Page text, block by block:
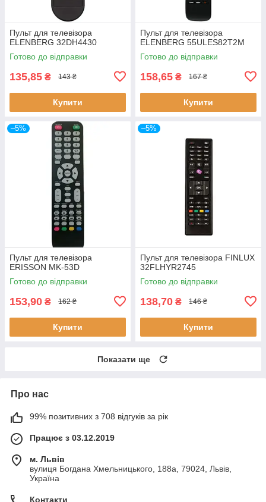
Пульт для телевізора
ELENBERG 32DH4430
Готово до відправки
135,85 ₴ 143 ₴
Купити
Пульт для телевізора
ELENBERG 55ULES82T2M
Готово до відправки
158,65 ₴ 167 ₴
Купити
–5%
Пульт для телевізора
ERISSON MK-53D
Готово до відправки
153,90 ₴ 162 ₴
Купити
–5%
Пульт для телевізора FINLUX
32FLHYR2745
Готово до відправки
138,70 ₴ 146 ₴
Купити
Показати ще
Про нас
99% позитивних з 708 відгуків за рік
Працює з 03.12.2019
м. Львів
вулиця Богдана Хмельницького, 188а, 79024, Львів,
Україна
Контакти